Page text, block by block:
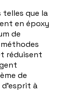
telles que la
en époxy
de
réduisent
de
à